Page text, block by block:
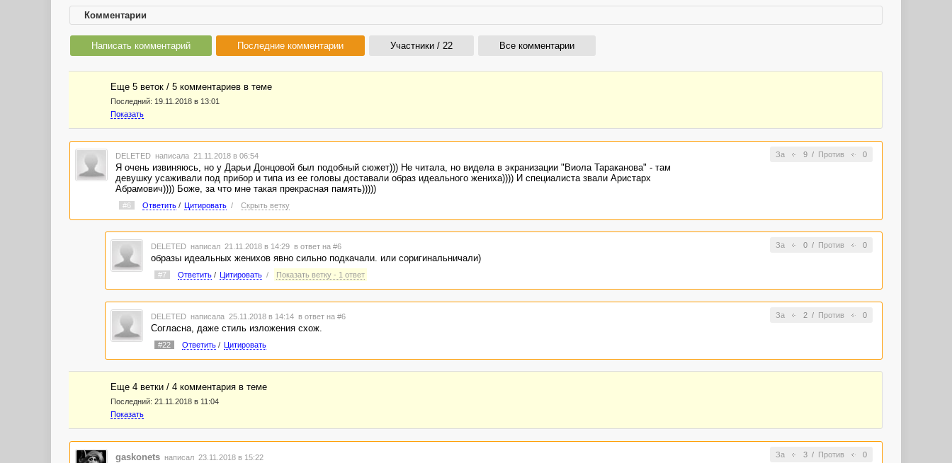
Комментарии
Написать комментарий Последние комментарии Участники / 22 Все комментарии
Еще 5 веток / 5 комментариев в темe
Последний: 19.11.2018 в 13:01
Показать
За 9/ Против 0
DELETED написала 21.11.2018 в 06:54
Я очень извиняюсь, но у Дарьи Донцовой был подобный сюжет))) Не читала, но видела в экранизации "Виола Тараканова" - там
девушку усаживали под прибор и типа из ее головы доставали образ идеального жениха)))) И специалиста звали Аристарх
Абрамович)))) Боже, за что мне такая прекрасная память)))))
#6 Ответить/ Цитировать / Скрыть ветку
За 0/ Против 0
DELETED написал 21.11.2018 в 14:29 в ответ на #6
образы идеальных женихов явно сильно подкачали. или соригинальничали)
#7 Ответить/ Цитировать / Показать ветку - 1 ответ
За 2/ Против 0
DELETED написала 25.11.2018 в 14:14 в ответ на #6
Согласна, даже стиль изложения схож.
#22 Ответить/ Цитировать
Еще 4 ветки / 4 комментария в темe
Последний: 21.11.2018 в 11:04
Показать
За 3/ Против 0
gaskonets написал 23.11.2018 в 15:22